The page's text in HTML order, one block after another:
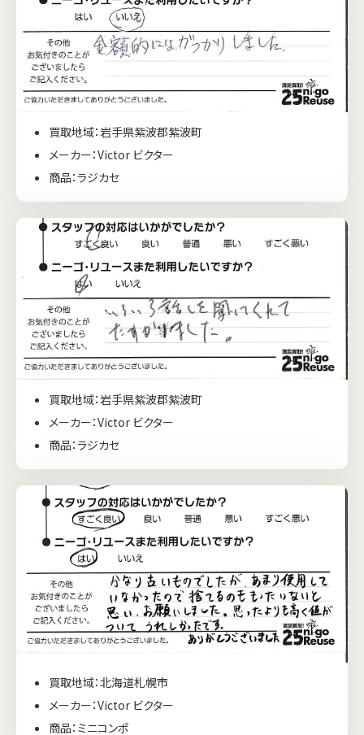
買取地域：岩手県紫波郡紫波町
メーカー：Victor ビクター
商品：ラジカセ
買取地域：岩手県紫波郡紫波町
メーカー：Victor ビクター
商品：ラジカセ
買取地域：北海道札幌市
メーカー：Victor ビクター
商品：ミニコンポ